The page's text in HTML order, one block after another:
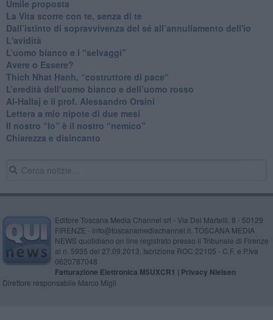
​Umile proposta
​La Vita scorre con te, senza di te
​Dall’istinto di sopravvivenza del sé all’annullamento dell'io
L'avidità
​L’uomo bianco e i “selvaggi”
​Avere o Essere?
​Thich Nhat Hanh, “costruttore di pace“
​L’eredità dell’uomo bianco e dell’uomo rosso
Al-Hallaj e il prof. Alessandro Orsini
​Lettera a mio nipote di due mesi
​Il nostro “Io” è il nostro “nemico”
​Chiarezza e disincanto
Editore Toscana Media Channel srl - Via Dei Martelli, 8 - 50129
FIRENZE - info@toscanamediachannel.it. TOSCANA MEDIA
NEWS quotidiano on line registrato presso il Tribunale di Firenze
al n. 5935 del 27.09.2013. Iscrizione ROC 22105 - C.F. e P.Iva
0620787048
Fatturazione Elettronica M5UXCR1 | Privacy Nielsen
Direttore responsabile Marco Migli